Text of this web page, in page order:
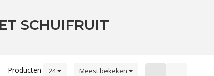
SCHUIFRUIT
Producten 24 Meest bekeken